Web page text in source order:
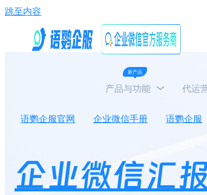
跳至内容
新产品
产品与功能 代运
语鹦企服官网 企业微信手册 语鹦企服
企业微信汇